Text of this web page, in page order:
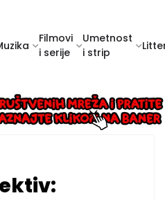
Filmovi
i serije
Umetnost
i strip